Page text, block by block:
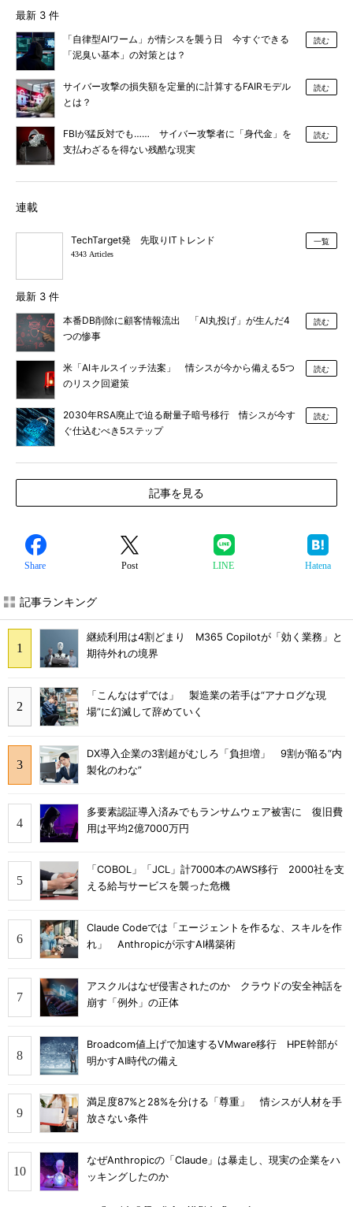
最新 3 件
「自律型AIワーム」が情シスを襲う日 今すぐできる
「泥臭い基本」の対策とは？
読む
サイバー攻撃の損失額を定量的に計算するFAIRモデル
とは？
読む
FBIが猛反対でも…… サイバー攻撃者に「身代金」を
支払わざるを得ない残酷な現実
読む
連載
TechTarget発 先取りITトレンド
4343 Articles
一覧
最新 3 件
本番DB削除に顧客情報流出 「AI丸投げ」が生んだ4
つの惨事
読む
米「AIキルスイッチ法案」 情シスが今から備える5つ
のリスク回避策
読む
2030年RSA廃止で迫る耐量子暗号移行 情シスが今す
ぐ仕込むべき5ステップ
読む
記事を見る
Share Post LINE Hatena
記事ランキング
継続利用は4割どまり M365 Copilotが「効く業務」と
期待外れの境界
「こんなはずでは」 製造業の若手は“アナログな現
場”に幻滅して辞めていく
DX導入企業の3割超がむしろ「負担増」 9割が陥る“内
製化のわな”
多要素認証導入済みでもランサムウェア被害に 復旧費
用は平均2億7000万円
「COBOL」「JCL」計7000本のAWS移行 2000社を支
える給与サービスを襲った危機
Claude Codeでは「エージェントを作るな、スキルを作
れ」 Anthropicが示すAI構築術
アスクルはなぜ侵害されたのか クラウドの安全神話を
崩す「例外」の正体
Broadcom値上げで加速するVMware移行 HPE幹部が
明かすAI時代の備え
満足度87%と28%を分ける「尊重」 情シスが人材を手
放さない条件
なぜAnthropicの「Claude」は暴走し、現実の企業をハ
ッキングしたのか